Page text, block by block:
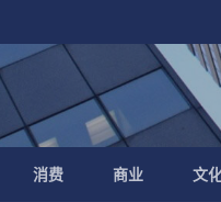
消费 商业 文